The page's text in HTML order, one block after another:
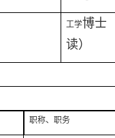
工学博士
读）
职称、职务